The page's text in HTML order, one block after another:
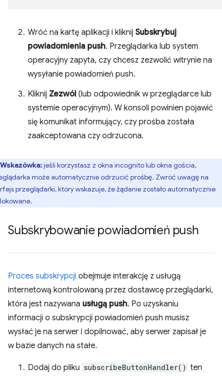
Wróć na kartę aplikacji i kliknij Subskrybuj
powiadomienia push. Przeglądarka lub system
operacyjny zapyta, czy chcesz zezwolić witrynie na
wysyłanie powiadomień push.
Kliknij Zezwól (lub odpowiednik w przeglądarce lub
systemie operacyjnym). W konsoli powinien pojawić
się komunikat informujący, czy prośba została
zaakceptowana czy odrzucona.
Wskazówka:jeśli korzystasz z okna incognito lub okna gościa,
może automatycznie odrzucić prośbę. Zwróć uwagę na
przeglądarki, który wskazuje, że żądanie zostało automatycznie
Subskrybowanie powiadomień push
Proces subskrypcji obejmuje interakcję z usługą
internetową kontrolowaną przez dostawcę przeglądarki,
która jest nazywana usługą push. Po uzyskaniu
informacji o subskrypcji powiadomień push musisz
wysłać je na serwer i dopilnować, aby serwer zapisał je
w bazie danych na stałe.
Dodaj do pliku subscribeButtonHandler() ten